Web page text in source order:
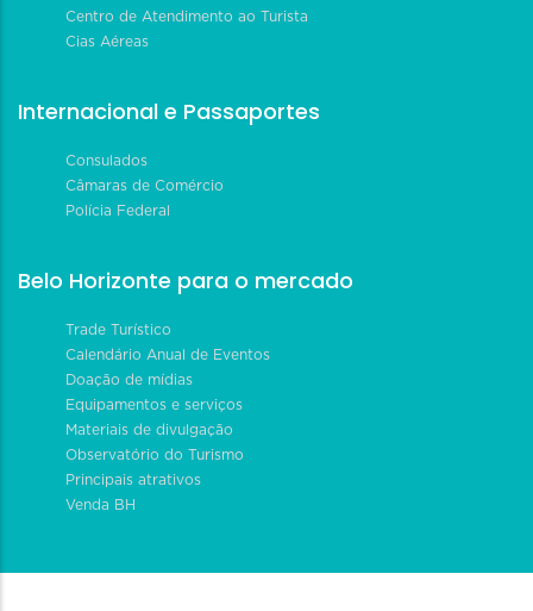
Centro de Atendimento ao Turista
Cias Aéreas
Internacional e Passaportes
Consulados
Câmaras de Comércio
Polícia Federal
Belo Horizonte para o mercado
Trade Turístico
Calendário Anual de Eventos
Doação de mídias
Equipamentos e serviços
Materiais de divulgação
Observatório do Turismo
Principais atrativos
Venda BH